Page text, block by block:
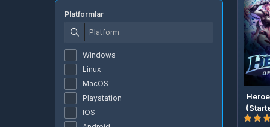
Platformlar
Windows
Linux
MacOS
Playstation
IOS